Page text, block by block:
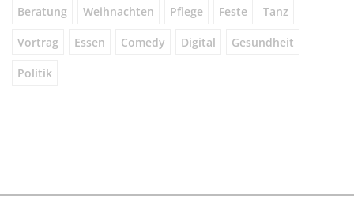
Beratung Weihnachten Pflege Feste Tanz
Vortrag Essen Comedy Digital Gesundheit
Politik